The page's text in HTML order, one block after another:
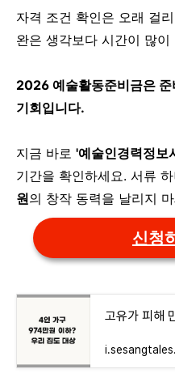
자격 조건 확인은 오래 걸
완은 생각보다 시간이 많이
2026 예술활동준비금은
기회입니다.
지금 바로 '예술인경력정보
기간을 확인하세요. 서류
원의 창작 동력을 날리지
신청